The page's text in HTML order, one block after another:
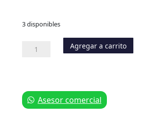
3 disponibles
Manguera
Aire
cantidad
Agregar a carrito
Asesor comercial